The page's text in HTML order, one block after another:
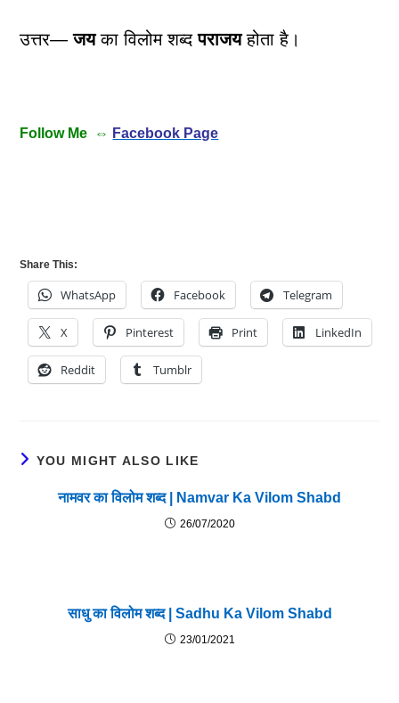
उत्तर—जयका विलोम शब्दपराजयहोता है।
Follow Me ⇔ Facebook Page
Share This:
WhatsApp Facebook Telegram
X Pinterest Print LinkedIn
Reddit Tumblr
YOU MIGHT ALSO LIKE
नामवर का विलोम शब्द | Namvar Ka Vilom Shabd
26/07/2020
साधु का विलोम शब्द | Sadhu Ka Vilom Shabd
23/01/2021